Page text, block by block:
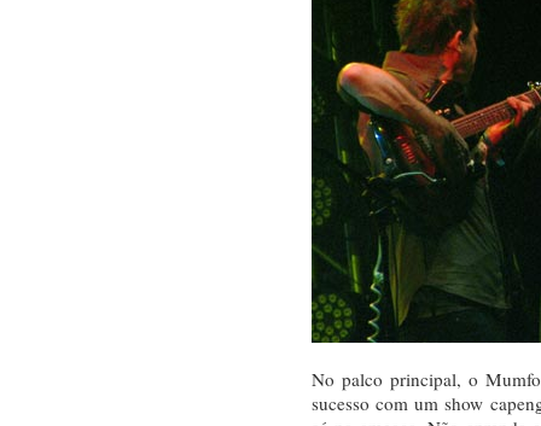
No palco principal, o
sucesso com um show